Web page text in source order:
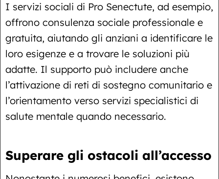
I servizi sociali di Pro Senectute, ad esempio,
offrono consulenza sociale professionale e
gratuita, aiutando gli anziani a identificare le
loro esigenze e a trovare le soluzioni più
adatte. Il supporto può includere anche
l’attivazione di reti di sostegno comunitario e
l’orientamento verso servizi specialistici di
salute mentale quando necessario.
Superare gli ostacoli all’accesso